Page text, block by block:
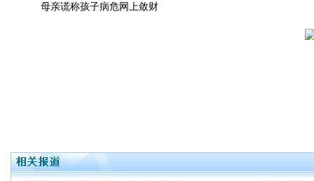
母亲谎称孩子病危网上敛财